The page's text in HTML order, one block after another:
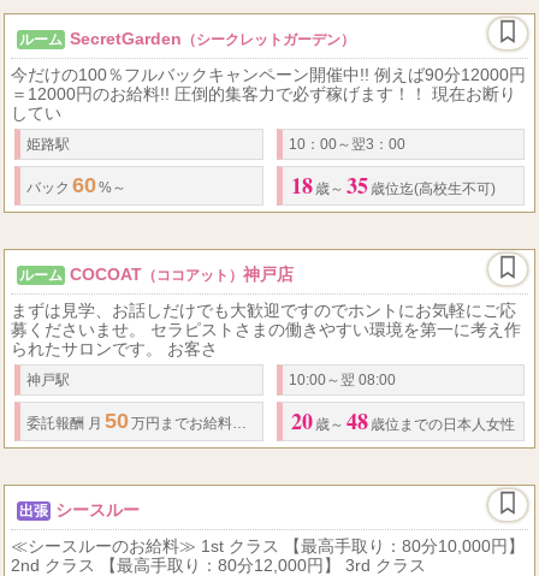
ルーム SecretGarden （シークレットガーデン）
今だけの100％フルバックキャンペーン開催中!! 例えば90分12000円
＝12000円のお給料!! 圧倒的集客力で必ず稼げます！！ 現在お断り
してい
姫路駅 10：00～翌3：00
バック 60%～ 18 歳～ 35 歳位迄(高校生不可)
ルーム COCOAT （ココアット） 神戸店
まずは見学、お話しだけでも大歓迎ですのでホントにお気軽にご応
募くださいませ。 セラピストさまの働きやすい環境を第一に考え作
られたサロンです。 お客さ
神戸駅 10:00～翌 08:00
委託報酬 月 50万円までお給料保証可能です。 ↓全額完全日払いにてお支払いいた 20 歳～ 48 歳位までの日本人女性
出張 シースルー
≪シースルーのお給料≫ 1st クラス 【最高手取り：80分10,000円】
2nd クラス 【最高手取り：80分12,000円】 3rd クラス